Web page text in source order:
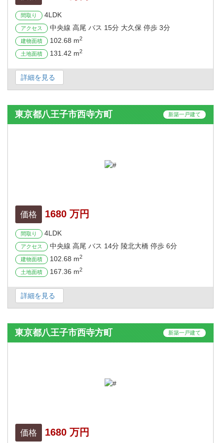
間取り 4LDK
アクセス 中央線 高尾 バス 15分 大久保 停歩 3分
建物面積 102.68 m2
土地面積 131.42 m2
詳細を見る
東京都八王子市西寺方町 新築一戸建て
価格 1680 万円
間取り 4LDK
アクセス 中央線 高尾 バス 14分 陵北大橋 停歩 6分
建物面積 102.68 m2
土地面積 167.36 m2
詳細を見る
東京都八王子市西寺方町 新築一戸建て
価格 1680 万円